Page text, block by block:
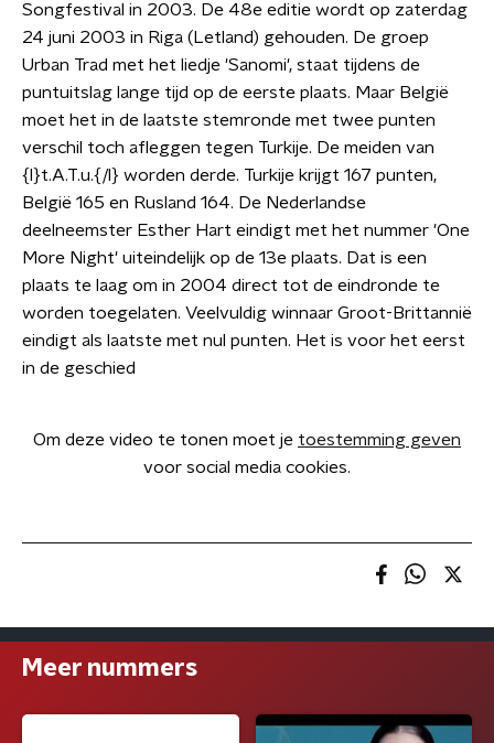
Songfestival in 2003. De 48e editie wordt op zaterdag
24 juni 2003 in Riga (Letland) gehouden. De groep
Urban Trad met het liedje 'Sanomi', staat tijdens de
puntuitslag lange tijd op de eerste plaats. Maar België
moet het in de laatste stemronde met twee punten
verschil toch afleggen tegen Turkije. De meiden van
{l}t.A.T.u.{/l} worden derde. Turkije krijgt 167 punten,
België 165 en Rusland 164. De Nederlandse
deelneemster Esther Hart eindigt met het nummer 'One
More Night' uiteindelijk op de 13e plaats. Dat is een
plaats te laag om in 2004 direct tot de eindronde te
worden toegelaten. Veelvuldig winnaar Groot-Brittannië
eindigt als laatste met nul punten. Het is voor het eerst
in de geschied
Om deze video te tonen moet je toestemming geven
voor social media cookies.
Meer nummers